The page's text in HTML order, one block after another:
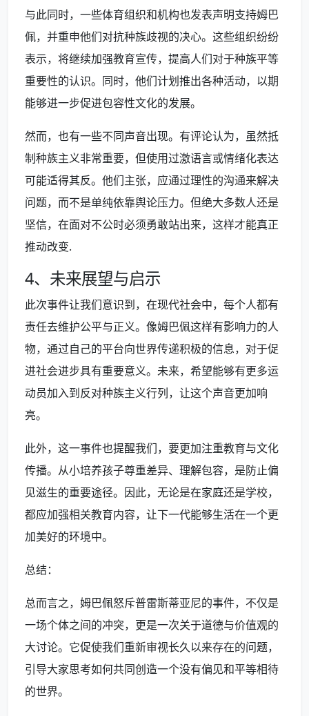
与此同时，一些体育组织和机构也发表声明支持姆巴
佩，并重申他们对抗种族歧视的决心。这些组织纷纷
表示，将继续加强教育宣传，提高人们对于种族平等
重要性的认识。同时，他们计划推出各种活动，以期
能够进一步促进包容性文化的发展。
然而，也有一些不同声音出现。有评论认为，虽然抵
制种族主义非常重要，但使用过激语言或情绪化表达
可能适得其反。他们主张，应通过理性的沟通来解决
问题，而不是单纯依靠舆论压力。但绝大多数人还是
坚信，在面对不公时必须勇敢站出来，这样才能真正
推动改变.
4、未来展望与启示
此次事件让我们意识到，在现代社会中，每个人都有
责任去维护公平与正义。像姆巴佩这样有影响力的人
物，通过自己的平台向世界传递积极的信息，对于促
进社会进步具有重要意义。未来，希望能够有更多运
动员加入到反对种族主义行列，让这个声音更加响
亮。
此外，这一事件也提醒我们，要更加注重教育与文化
传播。从小培养孩子尊重差异、理解包容，是防止偏
见滋生的重要途径。因此，无论是在家庭还是学校，
都应加强相关教育内容，让下一代能够生活在一个更
加美好的环境中。
总结：
总而言之，姆巴佩怒斥普雷斯蒂亚尼的事件，不仅是
一场个体之间的冲突，更是一次关于道德与价值观的
大讨论。它促使我们重新审视长久以来存在的问题，
引导大家思考如何共同创造一个没有偏见和平等相待
的世界。